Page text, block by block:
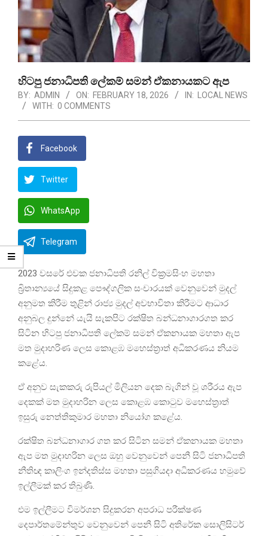
හිටපු ජනාධිපති ලේකම් සමන් ඒකනායකට ඇප
BY: ADMIN ON: FEBRUARY 18, 2026 IN:
LOCAL NEWS
WITH: 0 COMMENTS
Facebook
Twitter
WhatsApp
Telegram
2023 වසරේ එවක ජනාධිපති රනිල් වික්‍රමසිංහ මහතා
බ්‍රිතාන්‍යයේ සිදුකළ පෞද්ගලික සංචාරයක් වෙනුවෙන් මුදල්
අනුමත කිරීම තුළින් රාජ්‍ය මුදල් අවභාවිතා කිරීමට ආධාර
අනුබල දුන්නේ යැයි සැකපිට රක්ෂිත බන්ධනාගාරගත කර
සිටින හිටපු ජනාධිපති ලේකම් සමන් ඒකනායක මහතා ඇප
මත මුදාහරිණ ලෙස කොළඹ මහෙස්ත්‍රාත් අධිකරණය නියම
කළේය.
ඒ අනුව සැකකරු රුපියල් මිලියන දෙක බැගින් වූ ශරීරය ඇප
දෙකක් මත මුදාහරින ලෙස කොළඹ කොටුව මහෙස්ත්‍රාත්
ඉසුරු නෙත්තිකුමාර මහතා නියෝග කළේය.
රක්ෂිත බන්ධනාගාර ගත කර සිටින සමන් ඒකනායක මහතා
ඇප මත මුදාහරින ලෙස ඔහු වෙනුවෙන් පෙනී සිටි ජනාධිපති
නීතිඥ කාලිංග ඉන්දතිස්ස මහතා පසුගියදා අධිකරණය හමුවේ
ඉල්ලීමක් කර තිබුණි.
එම ඉල්ලීමට විමර්ශන සිදුකරන අපරාධ පරීක්ෂණ
දෙපාර්තමේන්තුව වෙනුවෙන් පෙනී සිටි අතිරේක සොලිසිටර්